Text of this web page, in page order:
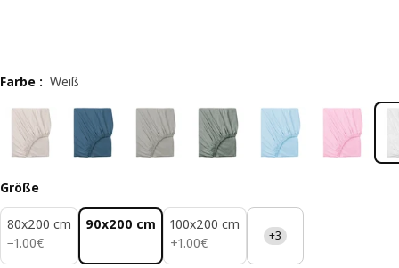
Farbe : Weiß
Größe
80x200 cm
−1.00€
1.00€
90x200 cm
100x200 cm
+1.00€
1.00€ +3